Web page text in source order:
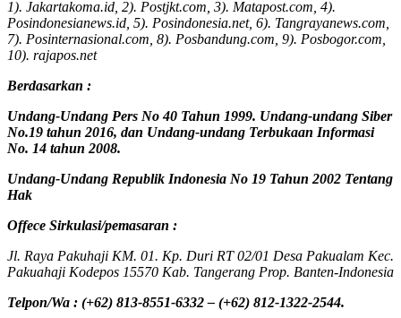
1). Jakartakoma.id, 2). Postjkt.com, 3). Matapost.com, 4).
Posindonesianews.id, 5). Posindonesia.net, 6). Tangrayanews.com,
7). Posinternasional.com, 8). Posbandung.com, 9). Posbogor.com,
10). rajapos.net
Berdasarkan :
Undang-Undang Pers No 40 Tahun 1999. Undang-undang Siber
No.19 tahun 2016, dan Undang-undang Terbukaan Informasi
No. 14 tahun 2008.
Undang-Undang Republik Indonesia No 19 Tahun 2002 Tentang
Hak
Offece Sirkulasi/pemasaran :
Jl. Raya Pakuhaji KM. 01. Kp. Duri RT 02/01 Desa Pakualam Kec.
Pakuahaji Kodepos 15570 Kab. Tangerang Prop. Banten-Indonesia
Telpon/Wa : (+62) 813-8551-6332 – (+62) 812-1322-2544.